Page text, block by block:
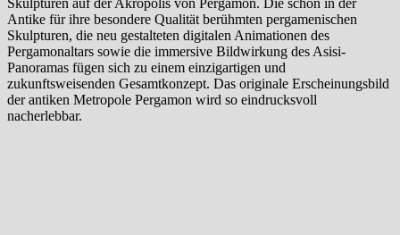
Antike für ihre besondere Qualität berühmten pergamenischen
Skulpturen, die neu gestalteten digitalen Animationen des
Pergamonaltars sowie die immersive Bildwirkung des Asisi-
Panoramas fügen sich zu einem einzigartigen und
zukunftsweisenden Gesamtkonzept. Das originale Erscheinungsbild
der antiken Metropole Pergamon wird so eindrucksvoll
nacherlebbar.